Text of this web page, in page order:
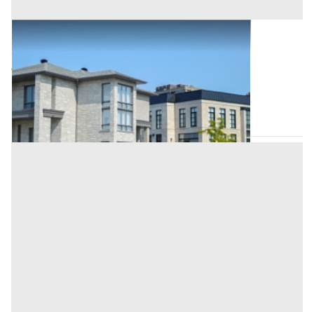
Abitazione di Tipo Civile all'asta a Nuoro
Villagrande Strisaili (Nuoro)
45.689,82 €
Codice asta:91b864d4
Asta chiusa